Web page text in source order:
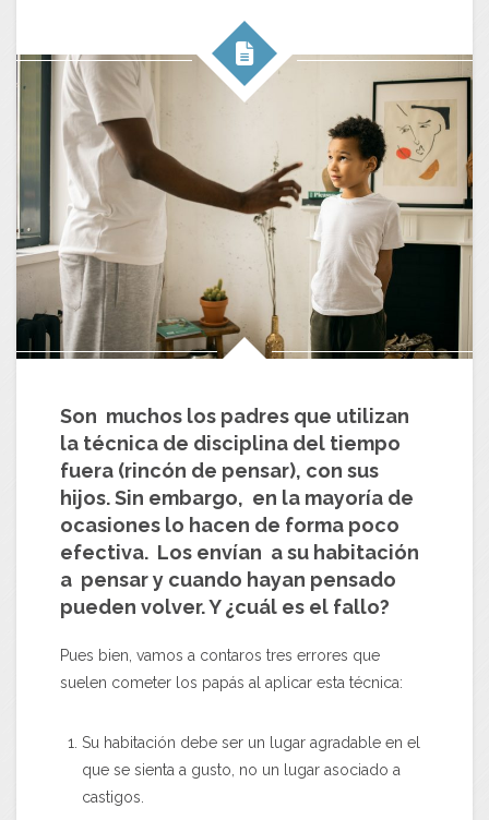
Son muchos los padres que utilizan
la técnica de disciplina del tiempo
fuera (rincón de pensar), con sus
hijos. Sin embargo, en la mayoría de
ocasiones lo hacen de forma poco
efectiva. Los envían a su habitación
a pensar y cuando hayan pensado
pueden volver. Y ¿cuál es el fallo?
Pues bien, vamos a contaros tres errores que
suelen cometer los papás al aplicar esta técnica:
Su habitación debe ser un lugar agradable en el
que se sienta a gusto, no un lugar asociado a
castigos.